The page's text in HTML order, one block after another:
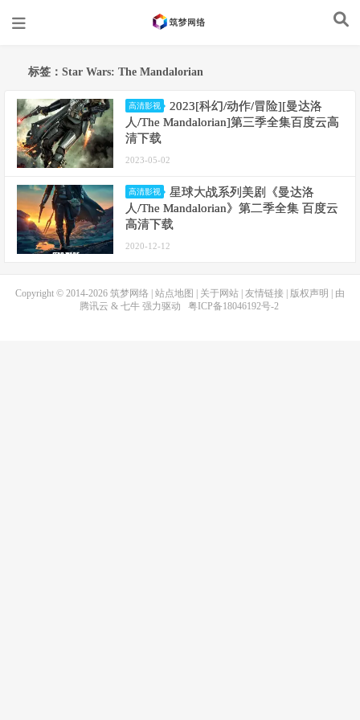
标签：Star Wars: The Mandalorian
高清影视
2023[科幻/动作/冒险][曼达洛
人/The Mandalorian]第三季全集百度云高
清下载
2023-05-02
高清影视
星球大战系列美剧《曼达洛
人/The Mandalorian》第二季全集 百度云
高清下载
2020-12-12
Copyright © 2014-2026 筑梦网络 站点地图 关于网站 友情链接 版权声明
| 由
腾讯云 & 七牛强力驱动 粤ICP备18046192号-2